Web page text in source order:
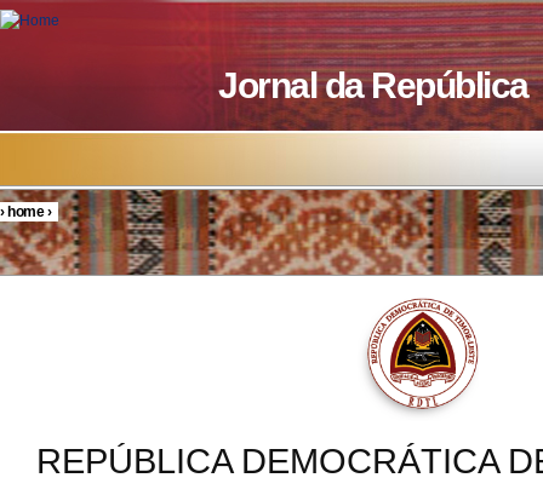
Skip to main content
Jornal da República
You are here
›home›
REPÚBLICA DEMOCRÁTICA